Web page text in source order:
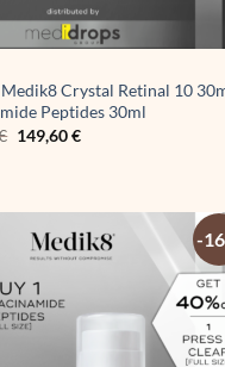
Crystal Retinal 10
Peptides 30ml
Original
price
149,60€Η
-